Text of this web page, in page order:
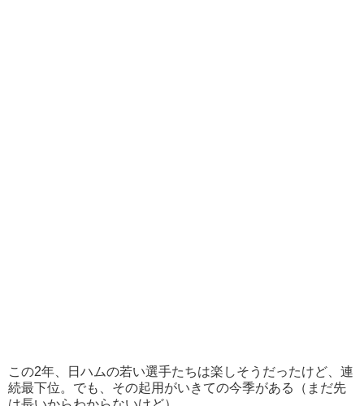
この2年、日ハムの若い選手たちは楽しそうだったけど、連
続最下位。でも、その起用がいきての今季がある（まだ先